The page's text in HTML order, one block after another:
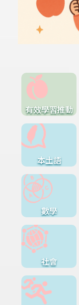
有效學習推動
本土語
數學
社會